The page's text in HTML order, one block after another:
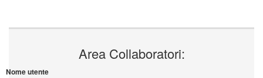
Area Collaboratori:
Nome utente